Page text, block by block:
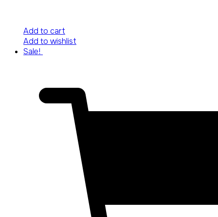
Add to cart
Add to wishlist
Sale!